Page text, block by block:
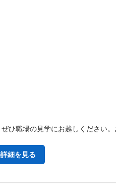
ひ職場の見学にお越しください
細を見る